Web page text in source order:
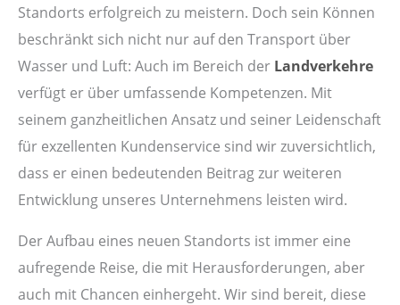
Standorts erfolgreich zu meistern. Doch sein Können
beschränkt sich nicht nur auf den Transport über
Wasser und Luft: Auch im Bereich der Landverkehre
verfügt er über umfassende Kompetenzen. Mit
seinem ganzheitlichen Ansatz und seiner Leidenschaft
für exzellenten Kundenservice sind wir zuversichtlich,
dass er einen bedeutenden Beitrag zur weiteren
Entwicklung unseres Unternehmens leisten wird.
Der Aufbau eines neuen Standorts ist immer eine
aufregende Reise, die mit Herausforderungen, aber
auch mit Chancen einhergeht. Wir sind bereit, diese